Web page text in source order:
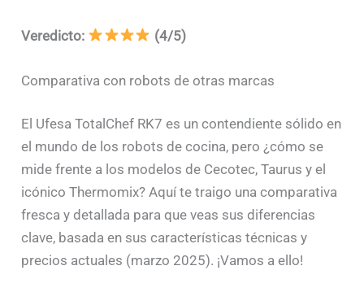
Veredicto: (4/5)
Comparativa con robots de otras marcas
El Ufesa TotalChef RK7 es un contendiente sólido en
el mundo de los robots de cocina, pero ¿cómo se
mide frente a los modelos de Cecotec, Taurus y el
icónico Thermomix? Aquí te traigo una comparativa
fresca y detallada para que veas sus diferencias
clave, basada en sus características técnicas y
precios actuales (marzo 2025). ¡Vamos a ello!